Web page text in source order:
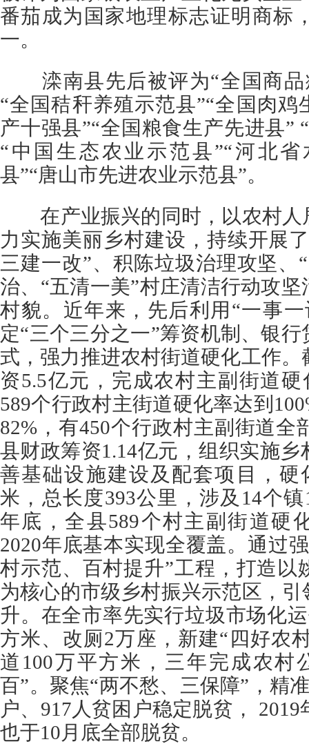
番茄成为国家地理标志证明商标
一。
滦南县先后被评为“全国商品
“全国秸秆养殖示范县”“全国肉鸡
产十强县”“全国粮食生产先进县”
“中国生态农业示范县”“河北
县”“唐山市先进农业示范县”。
在产业振兴的同时，以农村人
力实施美丽乡村建设，持续开展
三建一改”、积陈垃圾治理攻坚、
治、“五清一美”村庄清洁行动攻
村貌。近年来，先后利用“一事
定“三个三分之一”筹资机制、银
式，强力推进农村街道硬化工作。
资5.5亿元，完成农村主副街道
589个行政村主街道硬化率达到
82%，有450个行政村主副街道全
县财政筹资1.14亿元，组织实施
善基础设施建设及配套项目，硬
米，总长度393公里，涉及14个
年底，全县589个村主副街道硬
2020年底基本实现全覆盖。通过
村示范、百村提升”工程，打造以
为核心的市级乡村振兴示范区，
升。在全市率先实行垃圾市场化
方米、改厕2万座，新建“四好农
道100万平方米，三年完成农村
百”。聚焦“两不愁、三保障”，精
户、917人贫困户稳定脱贫，
也于10月底全部脱贫。